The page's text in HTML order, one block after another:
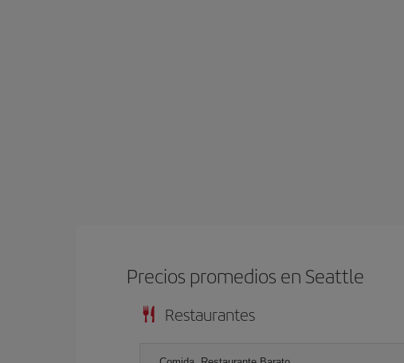
Precios promedios en Seattle
Restaurantes